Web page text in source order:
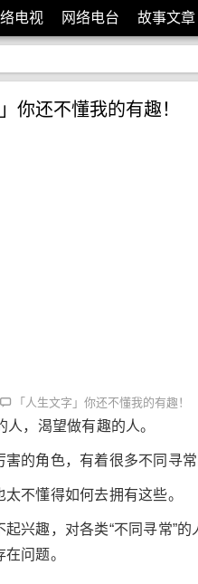
电视 网络电台 故事文章
你还不懂我的有趣！
「人生文字」你还不懂我的有趣！
，渴望做有趣的人。
的角色，有着很多不同寻常
不懂得如何去拥有这些。
兴趣，对各类“不同寻常”
问题。